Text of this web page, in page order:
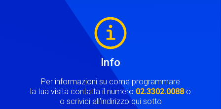
Info
Per informazioni su come programmare
la tua visita contatta il numero 02.3302.0088 o
o scrivici all'indirizzo qui sotto